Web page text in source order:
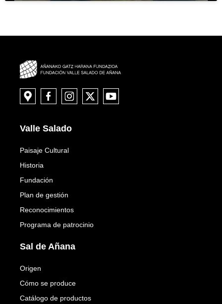
Valle Salado
Paisaje Cultural
Historia
Fundación
Plan de gestión
Reconocimientos
Programa de patrocinio
Sal de Añana
Origen
Cómo se produce
Catálogo de productos